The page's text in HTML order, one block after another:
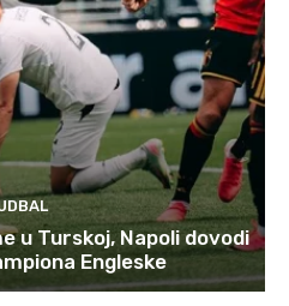
u Turskoj, Napoli dovodi
Engleske